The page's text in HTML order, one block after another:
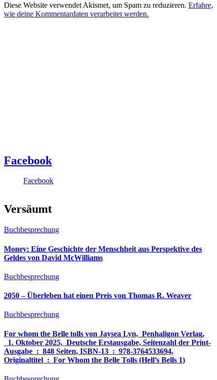
Diese Website verwendet Akismet, um Spam zu reduzieren. Erfahre,
wie deine Kommentardaten verarbeitet werden.
Facebook
Facebook
Versäumt
Buchbesprechung
Money: Eine Geschichte der Menschheit aus Perspektive des
Geldes von David McWilliams
Buchbesprechung
2050 – Überleben hat einen Preis von Thomas R. Weaver
Buchbesprechung
For whom the Belle tolls von Jaysea Lyn, ‎ Penhaligon Verlag,
‎ 1. Oktober 2025, ‎ Deutsche Erstausgabe, Seitenzahl der Print-
Ausgabe ‏ : ‎ 848 Seiten, ISBN-13 ‏ : ‎ 978-3764533694,
Originaltitel ‏ : ‎ For Whom the Belle Tolls (Hell’s Bells 1)